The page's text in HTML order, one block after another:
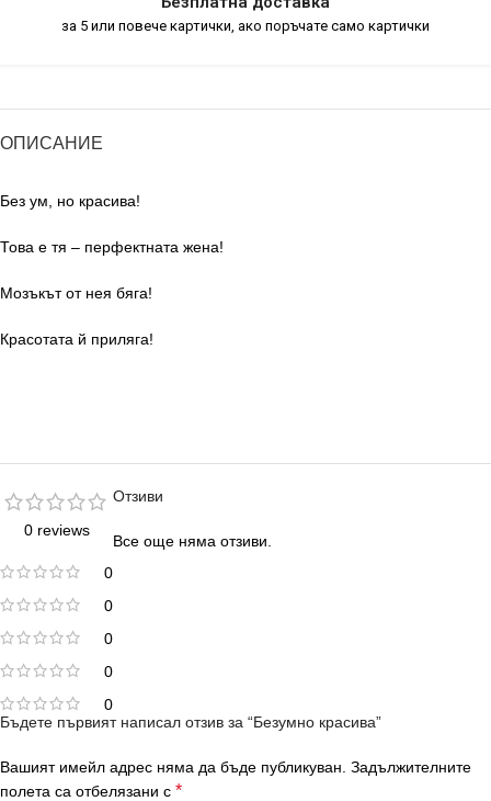
за 5 или повече картички, ако поръчате само картички
ОПИСАНИЕ
Без ум, но красива!
Това е тя – перфектната жена!
Мозъкът от нея бяга!
Красотата й приляга!
0 reviews
0
0
0
0
0
Отзиви
Все още няма отзиви.
Бъдете първият написал отзив за “Безумно красива”
Вашият имейл адрес няма да бъде публикуван. Задължителните
полета са отбелязани с *